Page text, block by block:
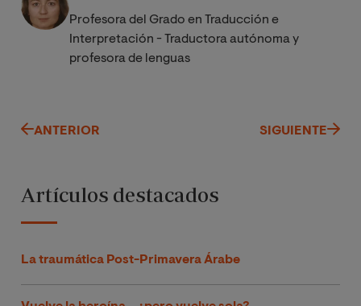
Profesora del Grado en Traducción e
Interpretación - Traductora autónoma y
profesora de lenguas
ANTERIOR SIGUIENTE
Artículos destacados
La traumática Post-Primavera Árabe